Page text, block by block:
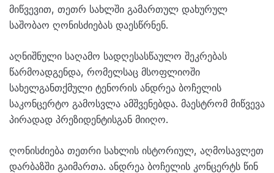
მიწვევით, თეთრ სახლში გამართულ დახურულ
საშობაო ღონისძიებას დაესწრნენ.
აღნიშნული საღამო სადღესასწაულო შეკრებას
წარმოადგენდა, რომელსაც მსოფლიოში
სახელგანთქმული ტენორის ანდრეა ბოჩელის
საკონცერტო გამოსვლა ამშვენებდა. მაესტრომ მიწვევა
პირადად პრეზიდენტისგან მიიღო.
ღონისძიება თეთრი სახლის ისტორიულ, აღმოსავლეთ
დარბაზში გაიმართა. ანდრეა ბოჩელის კონცერტს წინ